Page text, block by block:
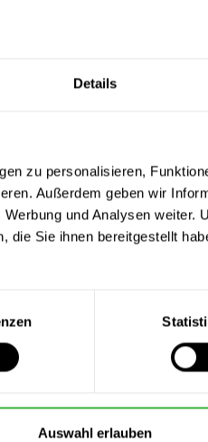
Details
zu personalisieren,
Außerdem geben wir
und Analysen weiter.
die Sie ihnen bereitgestellt
Auswahl erlauben
Haftung,
guter Elastizität
Oberfläche
(vergilbungsfrei)
durch den Überzug mit 2-
ca. 3,13 bis 4,37 m²/
handelt es sich um